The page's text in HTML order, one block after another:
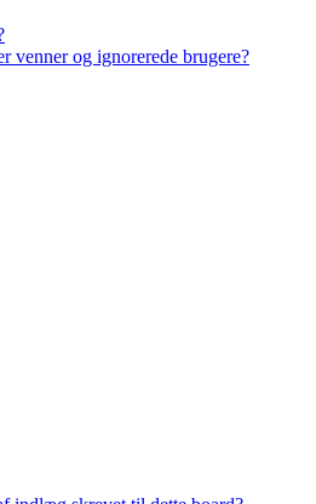
venner og ignorerede brugere?